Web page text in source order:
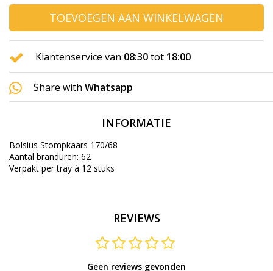
TOEVOEGEN AAN WINKELWAGEN
Klantenservice van 08:30tot 18:00
Share with Whatsapp
INFORMATIE
Bolsius Stompkaars 170/68
Aantal branduren: 62
Verpakt per tray à 12 stuks
REVIEWS
Geen reviews gevonden